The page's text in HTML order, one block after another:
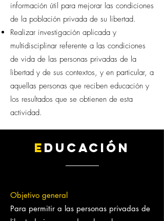
información útil para mejorar las condiciones
de la población privada de su libertad.
Realizar investigación aplicada y
multidisciplinar referente a las condiciones
de vida de las personas privadas de la
libertad y de sus contextos, y en particular, a
aquellas personas que reciben educación y
los resultados que se obtienen de esta
actividad.
E DUCACIÓN
Objetivo general
Para permitir a las personas privadas de